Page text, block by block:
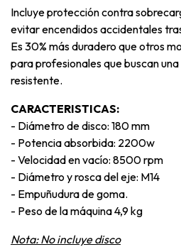
Incluye protección contra
evitar encendidos accidentales
Es 30% más duradero que otros
para profesionales que buscan
resistente.
CARACTERISTICAS:
- Diámetro de disco: 180 mm
- Potencia absorbida: 2200w
- Velocidad en vacío: 8500 rpm
- Diámetro y rosca del eje: M14
- Empuñudura de goma.
- Peso de la máquina 4,9 kg
Nota: No incluye disco